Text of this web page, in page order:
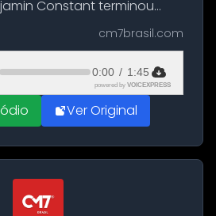
Constant terminou
aproximadamente 115
em uma
no porto da cidade. O
cm7brasil.com
0:00 / 1:45
powered by VOICEXPRESS
Ver Original